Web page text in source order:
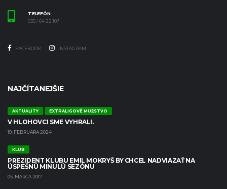
TELEFÓN
035 / 64 22 107
FACEBOOK INSTAGRAM
NAJČÍTANEJŠIE
AKTUALITY EXTRALIGOVÉ MUŽSTVO
V HLOHOVCI SME VYHRALI.
19. FEBRUÁRA 2024
KLUB
PREZIDENT KLUBU EMIL MOKRYŠ BY CHCEL NADVIAZAŤ NA
ÚSPEŠNÚ MINULÚ SEZÓNU
05. MARCA 2017